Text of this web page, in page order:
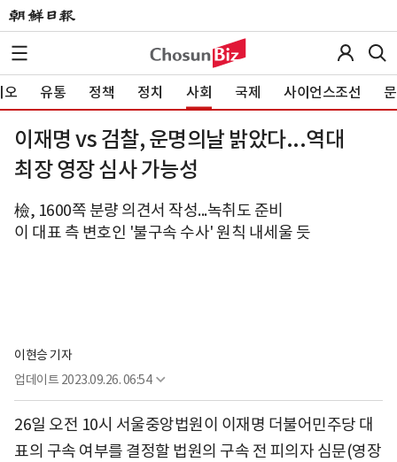
오 유통 정책 정치 사회 국제 사이언스조선
이재명 vs 검찰, 운명의날 밝았다...역대
최장 영장 심사 가능성
檢, 1600쪽 분량 의견서 작성...녹취도 준비
이 대표 측 변호인 '불구속 수사' 원칙 내세울 듯
이현승 기자
업데이트 2023.09.26. 06:54
26일 오전 10시 서울중앙법원이 이재명 더불어민주당 대
표의 구속 여부를 결정할 법원의 구속 전 피의자 심문(영장